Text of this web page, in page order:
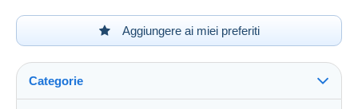
Aggiungere ai miei preferiti
Categorie